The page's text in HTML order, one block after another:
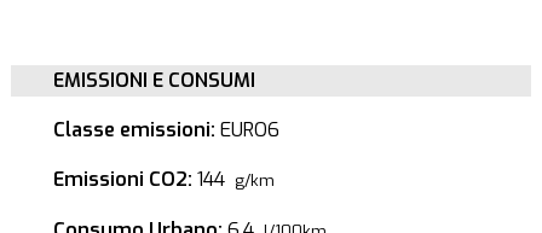
EMISSIONI E CONSUMI
Classe emissioni: EURO6
Emissioni CO2: 144 g/km